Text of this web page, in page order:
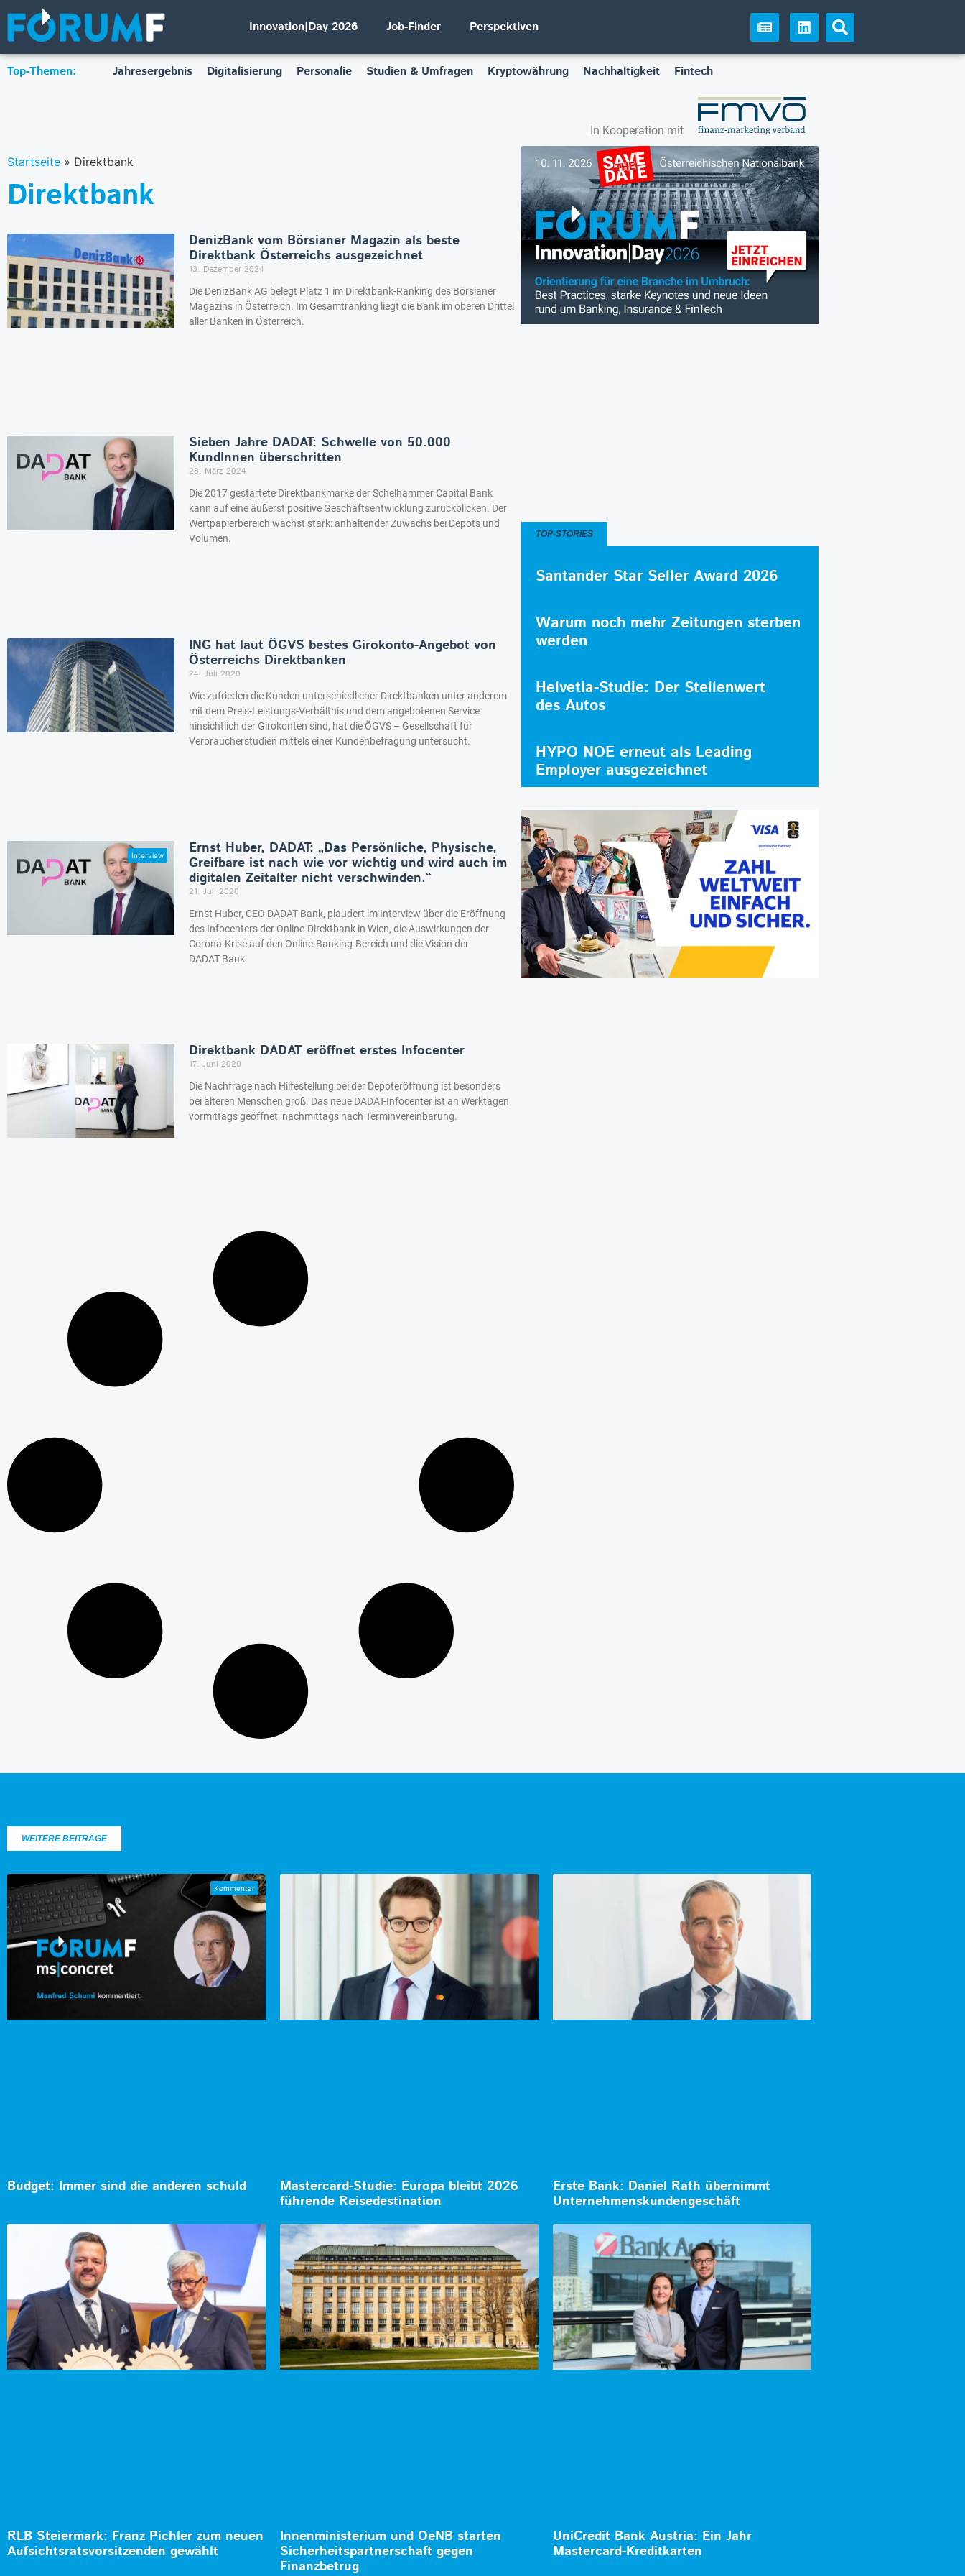
Innovation|Day 2026 Job-Finder Perspektiven
Top-Themen: Jahresergebnis Digitalisierung Personalie Studien & Umfragen Kryptowährung Nachhaltigkeit Fintech
In Kooperation mit
Startseite » Direktbank
Direktbank
DenizBank vom Börsianer Magazin als beste
Direktbank Österreichs ausgezeichnet
13. Dezember 2024
Die DenizBank AG belegt Platz 1 im Direktbank-Ranking des Börsianer
Magazins in Österreich. Im Gesamtranking liegt die Bank im oberen Drittel
aller Banken in Österreich.
Sieben Jahre DADAT: Schwelle von 50.000
KundInnen überschritten
28. März 2024
Die 2017 gestartete Direktbankmarke der Schelhammer Capital Bank
kann auf eine äußerst positive Geschäftsentwicklung zurückblicken. Der
Wertpapierbereich wächst stark: anhaltender Zuwachs bei Depots und
Volumen.
ING hat laut ÖGVS bestes Girokonto-Angebot von
Österreichs Direktbanken
24. Juli 2020
Wie zufrieden die Kunden unterschiedlicher Direktbanken unter anderem
mit dem Preis-Leistungs-Verhältnis und dem angebotenen Service
hinsichtlich der Girokonten sind, hat die ÖGVS – Gesellschaft für
Verbraucherstudien mittels einer Kundenbefragung untersucht.
Ernst Huber, DADAT: „Das Persönliche, Physische,
Greifbare ist nach wie vor wichtig und wird auch im
digitalen Zeitalter nicht verschwinden.“
21. Juli 2020
Ernst Huber, CEO DADAT Bank, plaudert im Interview über die Eröffnung
des Infocenters der Online-Direktbank in Wien, die Auswirkungen der
Corona-Krise auf den Online-Banking-Bereich und die Vision der
DADAT Bank.
Direktbank DADAT eröffnet erstes Infocenter
17. Juni 2020
Die Nachfrage nach Hilfestellung bei der Depoteröffnung ist besonders
bei älteren Menschen groß. Das neue DADAT-Infocenter ist an Werktagen
vormittags geöffnet, nachmittags nach Terminvereinbarung.
TOP-STORIES
Santander Star Seller Award 2026
Warum noch mehr Zeitungen sterben
werden
Helvetia-Studie: Der Stellenwert
des Autos
HYPO NOE erneut als Leading
Employer ausgezeichnet
WEITERE BEITRÄGE
Budget: Immer sind die anderen schuld
Mastercard-Studie: Europa bleibt 2026
führende Reisedestination
Erste Bank: Daniel Rath übernimmt
Unternehmenskundengeschäft
RLB Steiermark: Franz Pichler zum neuen
Aufsichtsratsvorsitzenden gewählt
Innenministerium und OeNB starten
Sicherheitspartnerschaft gegen
Finanzbetrug
UniCredit Bank Austria: Ein Jahr
Mastercard-Kreditkarten